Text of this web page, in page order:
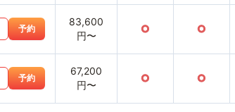
予約
83,600
円〜
○ ○
予約
67,200
円〜
○ ○